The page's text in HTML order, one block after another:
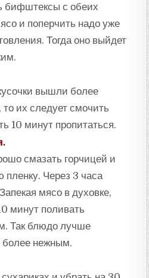
бифштексы с обеих
и поперчить надо уже
Тогда оно выйдет
вышли более
их следует смочить
10 минут пропитаться.
смазать горчицей и
пленку. Через 3 часа
мясо в духовке,
минут поливать
Так блюдо лучше
более нежным.